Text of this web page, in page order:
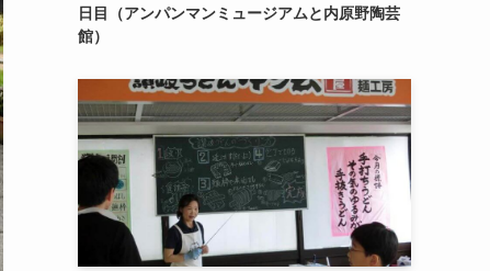
日目（アンパンマンミュージアムと内原野陶芸
館）